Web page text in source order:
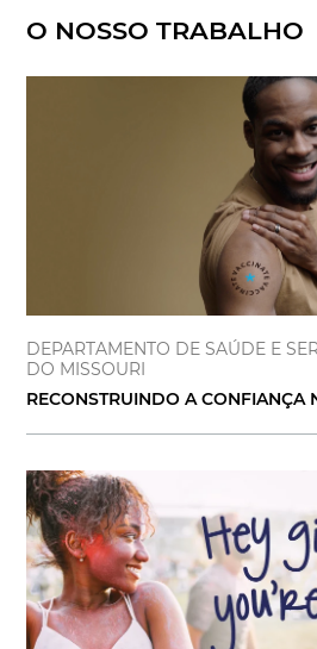
O NOSSO TRABALHO
DEPARTAMENTO DE SAÚDE E
DO MISSOURI
RECONSTRUINDO A CONFIANÇA